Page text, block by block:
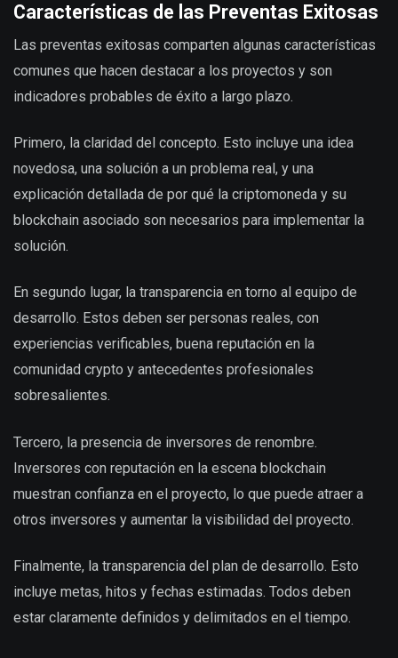
Características de las Preventas Exitosas
Las preventas exitosas comparten algunas características
comunes que hacen destacar a los proyectos y son
indicadores probables de éxito a largo plazo.
Primero, la claridad del concepto. Esto incluye una idea
novedosa, una solución a un problema real, y una
explicación detallada de por qué la criptomoneda y su
blockchain asociado son necesarios para implementar la
solución.
En segundo lugar, la transparencia en torno al equipo de
desarrollo. Estos deben ser personas reales, con
experiencias verificables, buena reputación en la
comunidad crypto y antecedentes profesionales
sobresalientes.
Tercero, la presencia de inversores de renombre.
Inversores con reputación en la escena blockchain
muestran confianza en el proyecto, lo que puede atraer a
otros inversores y aumentar la visibilidad del proyecto.
Finalmente, la transparencia del plan de desarrollo. Esto
incluye metas, hitos y fechas estimadas. Todos deben
estar claramente definidos y delimitados en el tiempo.